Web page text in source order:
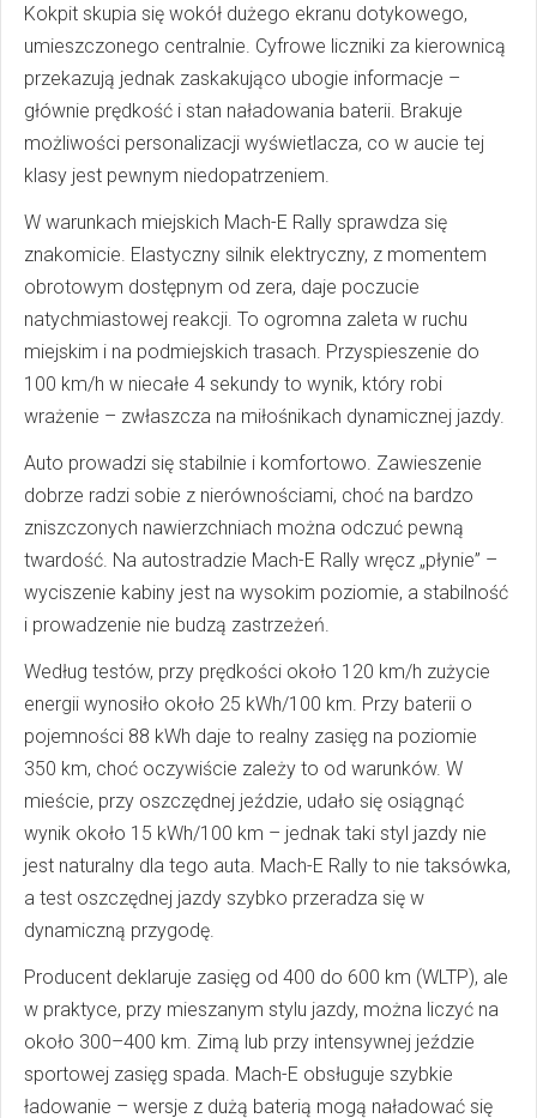
Kokpit skupia się wokół dużego ekranu dotykowego,
umieszczonego centralnie. Cyfrowe liczniki za kierownicą
przekazują jednak zaskakująco ubogie informacje –
głównie prędkość i stan naładowania baterii. Brakuje
możliwości personalizacji wyświetlacza, co w aucie tej
klasy jest pewnym niedopatrzeniem.
W warunkach miejskich Mach-E Rally sprawdza się
znakomicie. Elastyczny silnik elektryczny, z momentem
obrotowym dostępnym od zera, daje poczucie
natychmiastowej reakcji. To ogromna zaleta w ruchu
miejskim i na podmiejskich trasach. Przyspieszenie do
100 km/h w niecałe 4 sekundy to wynik, który robi
wrażenie – zwłaszcza na miłośnikach dynamicznej jazdy.
Auto prowadzi się stabilnie i komfortowo. Zawieszenie
dobrze radzi sobie z nierównościami, choć na bardzo
zniszczonych nawierzchniach można odczuć pewną
twardość. Na autostradzie Mach-E Rally wręcz „płynie” –
wyciszenie kabiny jest na wysokim poziomie, a stabilność
i prowadzenie nie budzą zastrzeżeń.
Według testów, przy prędkości około 120 km/h zużycie
energii wynosiło około 25 kWh/100 km. Przy baterii o
pojemności 88 kWh daje to realny zasięg na poziomie
350 km, choć oczywiście zależy to od warunków. W
mieście, przy oszczędnej jeździe, udało się osiągnąć
wynik około 15 kWh/100 km – jednak taki styl jazdy nie
jest naturalny dla tego auta. Mach-E Rally to nie taksówka,
a test oszczędnej jazdy szybko przeradza się w
dynamiczną przygodę.
Producent deklaruje zasięg od 400 do 600 km (WLTP), ale
w praktyce, przy mieszanym stylu jazdy, można liczyć na
około 300–400 km. Zimą lub przy intensywnej jeździe
sportowej zasięg spada. Mach-E obsługuje szybkie
ładowanie – wersje z dużą baterią mogą naładować się